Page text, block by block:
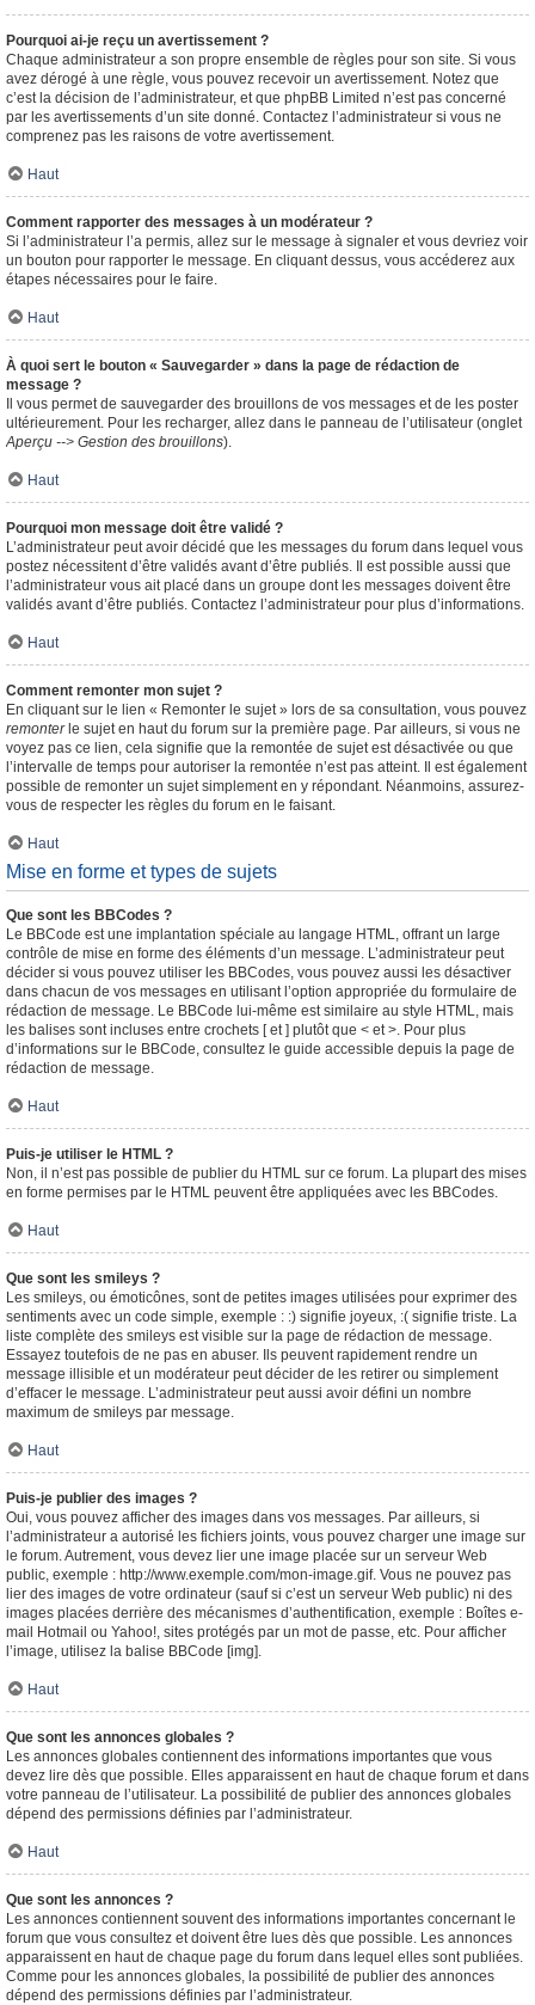
Pourquoi ai-je reçu un avertissement ?
Chaque administrateur a son propre ensemble de règles pour son site. Si vous
avez dérogé à une règle, vous pouvez recevoir un avertissement. Notez que
c’est la décision de l’administrateur, et que phpBB Limited n’est pas concerné
par les avertissements d’un site donné. Contactez l’administrateur si vous ne
comprenez pas les raisons de votre avertissement.
Haut
Comment rapporter des messages à un modérateur ?
Si l’administrateur l’a permis, allez sur le message à signaler et vous devriez voir
un bouton pour rapporter le message. En cliquant dessus, vous accéderez aux
étapes nécessaires pour le faire.
Haut
À quoi sert le bouton « Sauvegarder » dans la page de rédaction de
message ?
Il vous permet de sauvegarder des brouillons de vos messages et de les poster
ultérieurement. Pour les recharger, allez dans le panneau de l’utilisateur (onglet
Aperçu --> Gestion des brouillons).
Haut
Pourquoi mon message doit être validé ?
L’administrateur peut avoir décidé que les messages du forum dans lequel vous
postez nécessitent d’être validés avant d’être publiés. Il est possible aussi que
l’administrateur vous ait placé dans un groupe dont les messages doivent être
validés avant d’être publiés. Contactez l’administrateur pour plus d’informations.
Haut
Comment remonter mon sujet ?
En cliquant sur le lien « Remonter le sujet » lors de sa consultation, vous pouvez
remonterle sujet en haut du forum sur la première page. Par ailleurs, si vous ne
voyez pas ce lien, cela signifie que la remontée de sujet est désactivée ou que
l’intervalle de temps pour autoriser la remontée n’est pas atteint. Il est également
possible de remonter un sujet simplement en y répondant. Néanmoins, assurez-
vous de respecter les règles du forum en le faisant.
Haut
Mise en forme et types de sujets
Que sont les BBCodes ?
Le BBCode est une implantation spéciale au langage HTML, offrant un large
contrôle de mise en forme des éléments d’un message. L’administrateur peut
décider si vous pouvez utiliser les BBCodes, vous pouvez aussi les désactiver
dans chacun de vos messages en utilisant l’option appropriée du formulaire de
rédaction de message. Le BBCode lui-même est similaire au style HTML, mais
les balises sont incluses entre crochets [ et ] plutôt que < et >. Pour plus
d’informations sur le BBCode, consultez le guide accessible depuis la page de
rédaction de message.
Haut
Puis-je utiliser le HTML ?
Non, il n’est pas possible de publier du HTML sur ce forum. La plupart des mises
en forme permises par le HTML peuvent être appliquées avec les BBCodes.
Haut
Que sont les smileys ?
Les smileys, ou émoticônes, sont de petites images utilisées pour exprimer des
sentiments avec un code simple, exemple : :) signifie joyeux, :( signifie triste. La
liste complète des smileys est visible sur la page de rédaction de message.
Essayez toutefois de ne pas en abuser. Ils peuvent rapidement rendre un
message illisible et un modérateur peut décider de les retirer ou simplement
d’effacer le message. L’administrateur peut aussi avoir défini un nombre
maximum de smileys par message.
Haut
Puis-je publier des images ?
Oui, vous pouvez afficher des images dans vos messages. Par ailleurs, si
l’administrateur a autorisé les fichiers joints, vous pouvez charger une image sur
le forum. Autrement, vous devez lier une image placée sur un serveur Web
public, exemple : http://www.exemple.com/mon-image.gif. Vous ne pouvez pas
lier des images de votre ordinateur (sauf si c’est un serveur Web public) ni des
images placées derrière des mécanismes d’authentification, exemple : Boîtes e-
mail Hotmail ou Yahoo!, sites protégés par un mot de passe, etc. Pour afficher
l’image, utilisez la balise BBCode [img].
Haut
Que sont les annonces globales ?
Les annonces globales contiennent des informations importantes que vous
devez lire dès que possible. Elles apparaissent en haut de chaque forum et dans
votre panneau de l’utilisateur. La possibilité de publier des annonces globales
dépend des permissions définies par l’administrateur.
Haut
Que sont les annonces ?
Les annonces contiennent souvent des informations importantes concernant le
forum que vous consultez et doivent être lues dès que possible. Les annonces
apparaissent en haut de chaque page du forum dans lequel elles sont publiées.
Comme pour les annonces globales, la possibilité de publier des annonces
dépend des permissions définies par l’administrateur.